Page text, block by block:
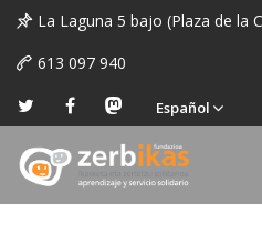
La Laguna 5 bajo (Plaza de la
613 097 940
Español